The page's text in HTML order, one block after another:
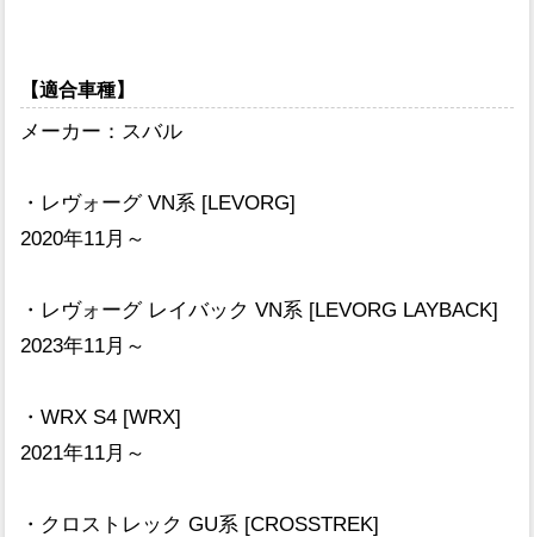
【適合車種】
メーカー：スバル
・レヴォーグ VN系 [LEVORG]
2020年11月～
・レヴォーグ レイバック VN系 [LEVORG LAYBACK]
2023年11月～
・WRX S4 [WRX]
2021年11月～
・クロストレック GU系 [CROSSTREK]